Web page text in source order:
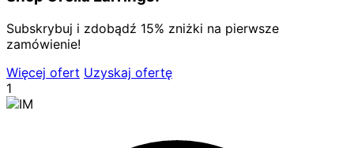
Subskrybuj i zdobądź 15% zniżki na pierwsze
zamówienie!
Więcej ofert Uzyskaj ofertę
1